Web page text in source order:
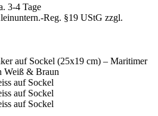
3-4 Tage
Reg. §19 UStG zzgl.